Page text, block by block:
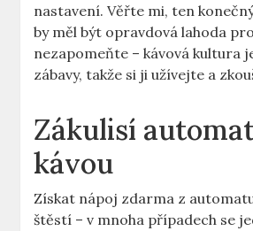
nastavení. Věřte mi, ten
by měl být opravdová lahoda
nezapomeňte – kávová kultura
zábavy, takže si ji užívejte a
Zákulisí
kávou
Získat nápoj zdarma z
štěstí – v mnoha případech se